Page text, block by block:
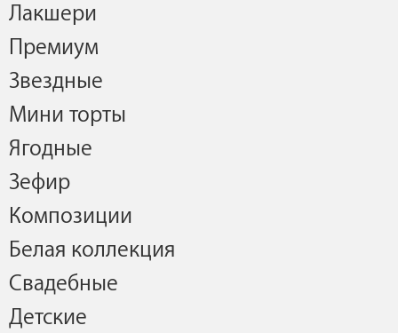
Лакшери
Премиум
Звездные
Мини торты
Ягодные
Зефир
Композиции
Белая коллекция
Свадебные
Детские